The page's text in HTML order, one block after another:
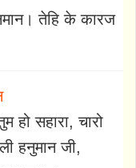
तेहि के कारज
हो सहारा, चारो
हनुमान जी,